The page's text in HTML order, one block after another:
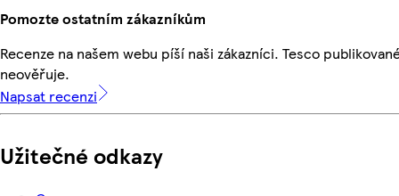
Pomozte ostatním zákazníkům
Recenze na našem webu píší naši zákazníci. Tesco
neověřuje.
Napsat recenzi
Užitečné odkazy